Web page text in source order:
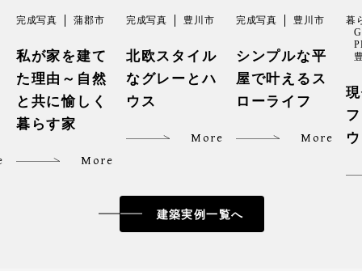
完成写真 蒲郡市
私が家を建て
た理由～自然
と共に愉しく
暮らす家
More
完成写真 豊川市
北欧スタイル
なグレーとハ
ウス
More
完成写真 豊川市
シンプルな平
屋で叶えるス
ローライフ
More
暮
建築実例一覧へ